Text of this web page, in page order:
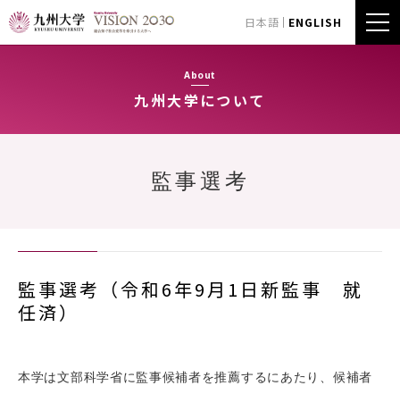
日本語 ENGLISH
About
九州大学について
監事選考
監事選考（令和6年9月1日新監事 就
任済）
本学は文部科学省に監事候補者を推薦するにあたり、候補者